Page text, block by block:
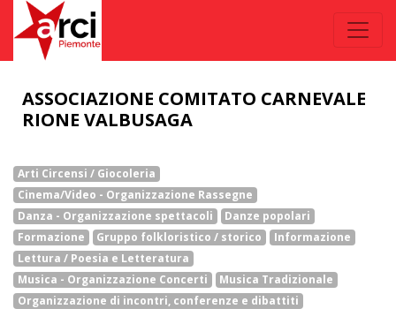
ASSOCIAZIONE COMITATO CARNEVALE
RIONE VALBUSAGA
Arti Circensi / Giocoleria
Cinema/Video - Organizzazione Rassegne
Danza - Organizzazione spettacoli
Danze popolari
Formazione
Gruppo folkloristico / storico
Informazione
Lettura / Poesia e Letteratura
Musica - Organizzazione Concerti
Musica Tradizionale
Organizzazione di incontri, conferenze e dibattiti